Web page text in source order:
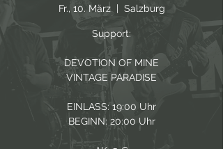
Fr., 10. März
  |
Salzburg
Support:
DEVOTION OF MINE
VINTAGE PARADISE
EINLASS: 19:00 Uhr
BEGINN: 20:00 Uhr